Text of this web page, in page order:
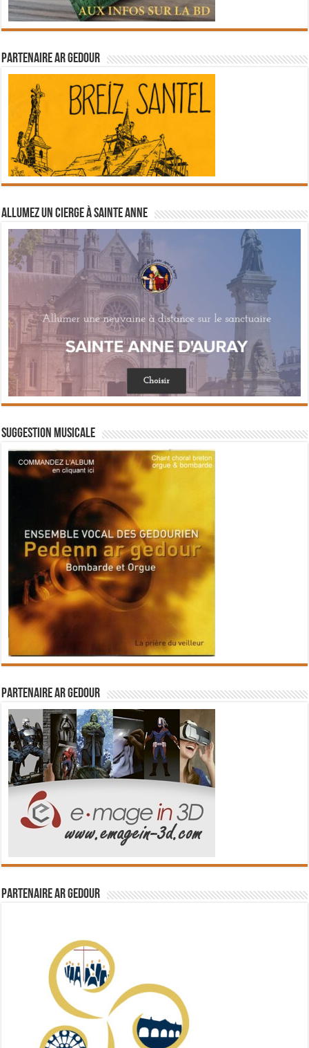
Partenaire Ar Gedour
Allumez un cierge à Sainte Anne
Suggestion musicale
Partenaire Ar Gedour
Partenaire Ar Gedour